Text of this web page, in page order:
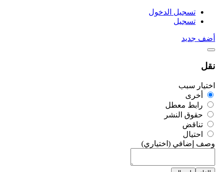
تسجيل الدخول
تسجيل
أضف جديد
نقل
اختيار سبب
أخرى
رابط معطل
حقوق النشر
تناقض
احتيال
وصف إضافي (اختياري)